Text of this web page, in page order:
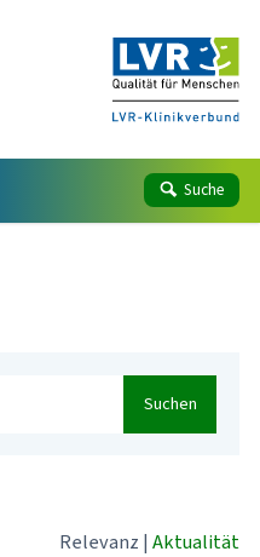
Suche
Suchen
Relevanz | Aktualität